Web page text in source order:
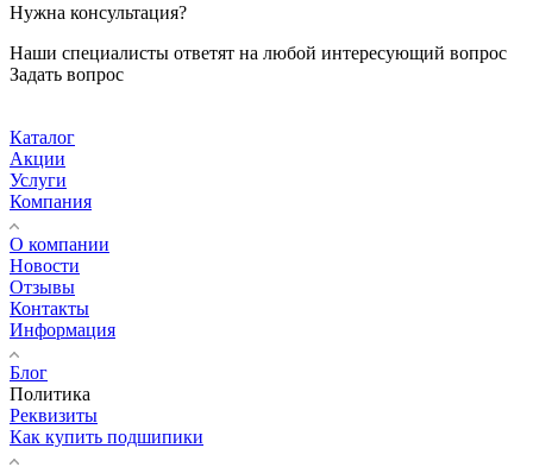
Нужна консультация?
Наши специалисты ответят на любой интересующий вопрос
Задать вопрос
Каталог
Акции
Услуги
Компания
О компании
Новости
Отзывы
Контакты
Информация
Блог
Политика
Реквизиты
Как купить подшипики